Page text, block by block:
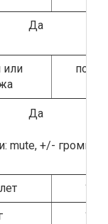
Да
или
Да
mute, +/-
1
138